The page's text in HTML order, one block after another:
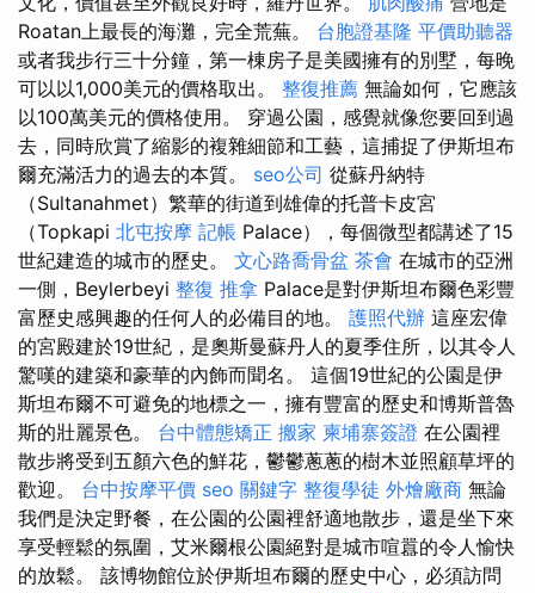
Roatan上最長的海灘，完全荒蕪。 台胞證基隆 平價助聽器
或者我步行三十分鐘，第一棟房子是美國擁有的別墅，每晚
可以以1,000美元的價格取出。 整復推薦 無論如何，它應該
以100萬美元的價格使用。 穿過公園，感覺就像您要回到過
去，同時欣賞了縮影的複雜細節和工藝，這捕捉了伊斯坦布
爾充滿活力的過去的本質。 seo公司 從蘇丹納特
（Sultanahmet）繁華的街道到雄偉的托普卡皮宮
（Topkapi 北屯按摩 記帳 Palace），每個微型都講述了15
世紀建造的城市的歷史。 文心路喬骨盆 茶會 在城市的亞洲
一側，Beylerbeyi 整復 推拿 Palace是對伊斯坦布爾色彩豐
富歷史感興趣的任何人的必備目的地。 護照代辦 這座宏偉
的宮殿建於19世紀，是奧斯曼蘇丹人的夏季住所，以其令人
驚嘆的建築和豪華的內飾而聞名。 這個19世紀的公園是伊
斯坦布爾不可避免的地標之一，擁有豐富的歷史和博斯普魯
斯的壯麗景色。 台中體態矯正 搬家 柬埔寨簽證 在公園裡
散步將受到五顏六色的鮮花，鬱鬱蔥蔥的樹木並照顧草坪的
歡迎。 台中按摩平價 seo 關鍵字 整復學徒 外燴廠商 無論
我們是決定野餐，在公園的公園裡舒適地散步，還是坐下來
享受輕鬆的氛圍，艾米爾根公園絕對是城市喧囂的令人愉快
的放鬆。 該博物館位於伊斯坦布爾的歷史中心，必須訪問